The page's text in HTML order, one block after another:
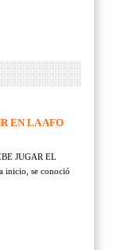
EN LA AFO
JUGAR EL
inicio, se conoció